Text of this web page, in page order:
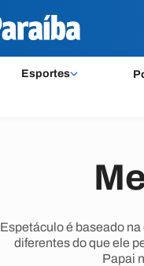
Esportes
Espetáculo é baseado
diferentes do que ele
Papai